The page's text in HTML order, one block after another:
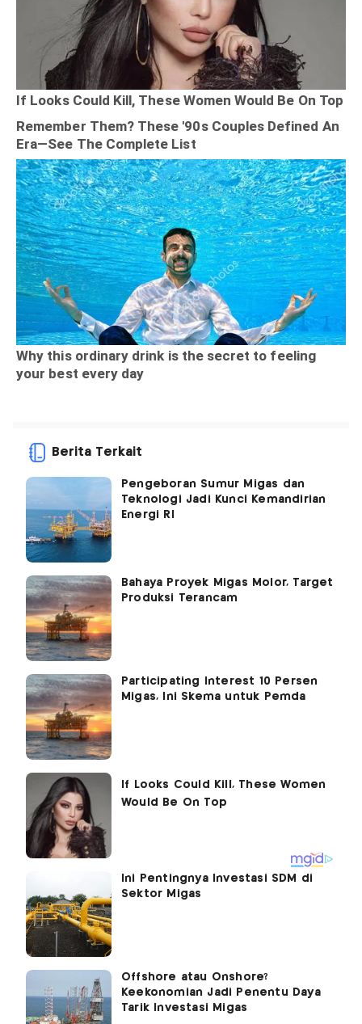
Berita Terkait
Pengeboran Sumur Migas dan
Teknologi Jadi Kunci Kemandirian
Energi RI
Bahaya Proyek Migas Molor, Target
Produksi Terancam
Participating Interest 10 Persen
Migas, Ini Skema untuk Pemda
Ini Pentingnya Investasi SDM di
Sektor Migas
Offshore atau Onshore?
Keekonomian Jadi Penentu Daya
Tarik Investasi Migas